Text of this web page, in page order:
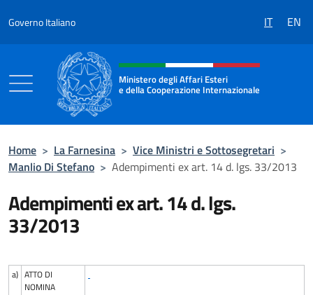
Governo Italiano IT EN
Intestazione sito, social e menù
Ministero degli Affari Esteri
e della Cooperazione Internazionale
Home > La Farnesina > Vice Ministri e Sottosegretari >
Manlio Di Stefano > Adempimenti ex art. 14 d. lgs. 33/2013
Adempimenti ex art. 14 d. lgs.
33/2013
a) ATTO DI
NOMINA